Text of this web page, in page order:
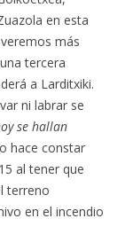
en esta
más
tercera
a Larditxiki.
ni labrar se
se hallan
hace constar
al tener que
terreno
en el incendio